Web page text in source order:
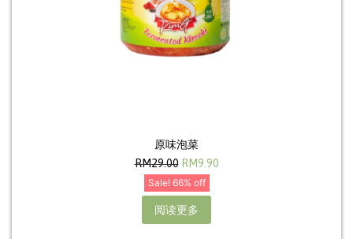
原味泡菜
RM29.00 RM9.90
Sale! 66% off
阅读更多